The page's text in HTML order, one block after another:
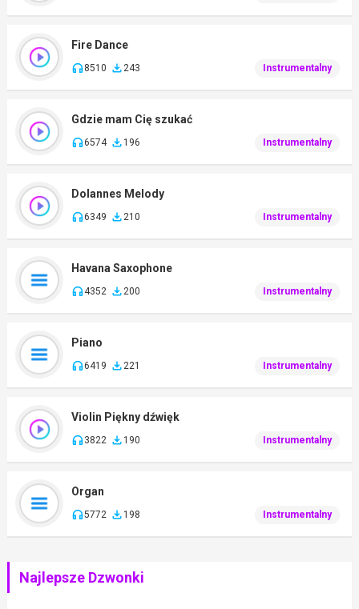
Fire Dance
8510 243 Instrumentalny
Gdzie mam Cię szukać
6574 196 Instrumentalny
Dolannes Melody
6349 210 Instrumentalny
Havana Saxophone
4352 200 Instrumentalny
Piano
6419 221 Instrumentalny
Violin Piękny dźwięk
3822 190 Instrumentalny
Organ
5772 198 Instrumentalny
Najlepsze Dzwonki